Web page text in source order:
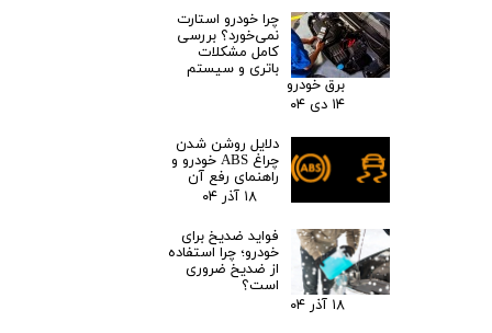
چرا خودرو استارت
نمی‌خورد؟ بررسی
کامل مشکلات
باتری و سیستم
برق خودرو
۱۴ دی ۰۴
دلایل روشن شدن
چراغ ABS خودرو و
راهنمای رفع آن
۱۸ آذر ۰۴
فواید ضدیخ برای
خودرو؛ چرا استفاده
از ضدیخ ضروری
است؟
۱۸ آذر ۰۴